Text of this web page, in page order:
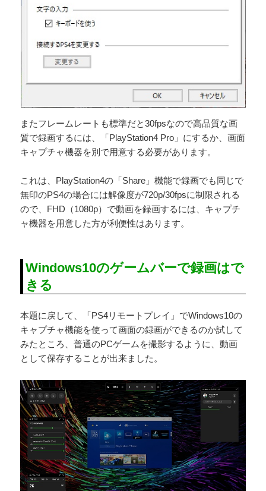
またフレームレートも標準だと30fpsなので高品質な画
質で録画するには、「PlayStation4 Pro」にするか、画面
キャプチャ機器を別で用意する必要があります。
これは、PlayStation4の「Share」機能で録画でも同じで
無印のPS4の場合には解像度が720p/30fpsに制限される
ので、FHD（1080p）で動画を録画するには、キャプチ
ャ機器を用意した方が利便性はあります。
Windows10のゲームバーで録画はで
きる
本題に戻して、「PS4リモートプレイ」でWindows10の
キャプチャ機能を使って画面の録画ができるのか試して
みたところ、普通のPCゲームを撮影するように、動画
として保存することが出来ました。